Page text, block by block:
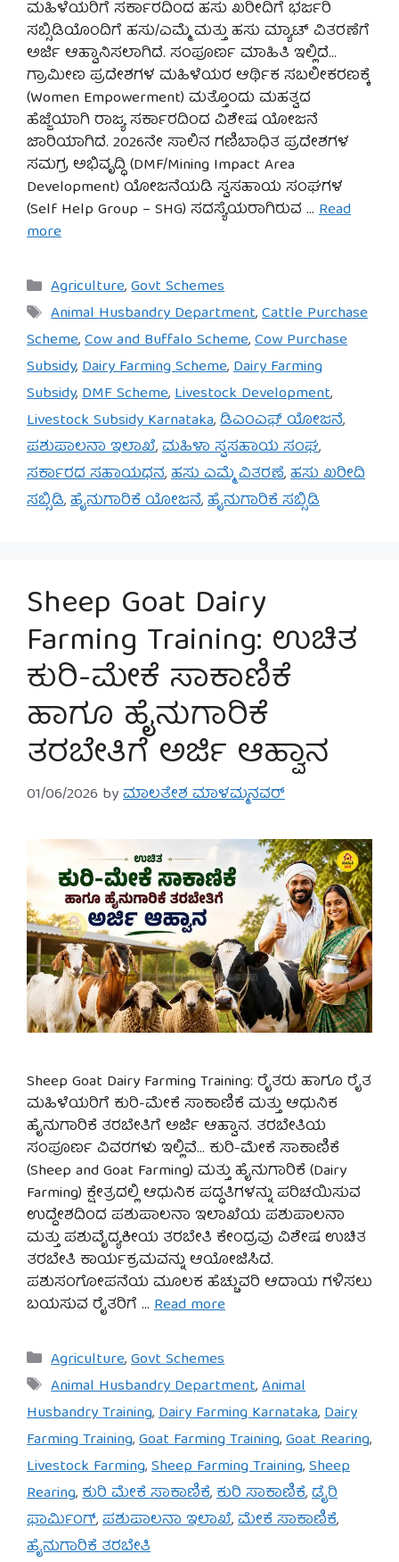
ಮಹಿಳೆಯರಿಗೆ ಸರ್ಕಾರದಿಂದ ಹಸು ಖರೀದಿಗೆ ಭರ್ಜರಿ
ಸಬ್ಸಿಡಿಯೊಂದಿಗೆ ಹಸು/ಎಮ್ಮೆ ಮತ್ತು ಹಸು ಮ್ಯಾಟ್ ವಿತರಣೆಗೆ
ಅರ್ಜಿ ಆಹ್ವಾನಿಸಲಾಗಿದೆ. ಸಂಪೂರ್ಣ ಮಾಹಿತಿ ಇಲ್ಲಿದೆ…
ಗ್ರಾಮೀಣ ಪ್ರದೇಶಗಳ ಮಹಿಳೆಯರ ಆರ್ಥಿಕ ಸಬಲೀಕರಣಕ್ಕೆ
(Women Empowerment) ಮತ್ತೊಂದು ಮಹತ್ವದ
ಹೆಜ್ಜೆಯಾಗಿ ರಾಜ್ಯ ಸರ್ಕಾರದಿಂದ ವಿಶೇಷ ಯೋಜನೆ
ಜಾರಿಯಾಗಿದೆ. 2026ನೇ ಸಾಲಿನ ಗಣಿಬಾಧಿತ ಪ್ರದೇಶಗಳ
ಸಮಗ್ರ ಅಭಿವೃದ್ಧಿ (DMF/Mining Impact Area
Development) ಯೋಜನೆಯಡಿ ಸ್ವಸಹಾಯ ಸಂಘಗಳ
(Self Help Group – SHG) ಸದಸ್ಯೆಯರಾಗಿರುವ … Read
more
Categories
Agriculture,Govt Schemes
Tags
Animal Husbandry Department,Cattle Purchase
Scheme,Cow and Buffalo Scheme,Cow Purchase
Subsidy,Dairy Farming Scheme,Dairy Farming
Subsidy,DMF Scheme,Livestock Development,
Livestock Subsidy Karnataka,ಡಿಎಂಎಫ್ ಯೋಜನೆ,
ಪಶುಪಾಲನಾ ಇಲಾಖೆ,ಮಹಿಳಾ ಸ್ವಸಹಾಯ ಸಂಘ,
ಸರ್ಕಾರದ ಸಹಾಯಧನ,ಹಸು ಎಮ್ಮೆ ವಿತರಣೆ,ಹಸು ಖರೀದಿ
ಸಬ್ಸಿಡಿ,ಹೈನುಗಾರಿಕೆ ಯೋಜನೆ,ಹೈನುಗಾರಿಕೆ ಸಬ್ಸಿಡಿ
Sheep Goat Dairy
Farming Training: ಉಚಿತ
ಕುರಿ-ಮೇಕೆ ಸಾಕಾಣಿಕೆ
ಹಾಗೂ ಹೈನುಗಾರಿಕೆ
ತರಬೇತಿಗೆ ಅರ್ಜಿ ಆಹ್ವಾನ
01/06/2026 byಮಾಲತೇಶ ಮಾಳಮ್ಮನವರ್
Sheep Goat Dairy Farming Training: ರೈತರು ಹಾಗೂ ರೈತ
ಮಹಿಳೆಯರಿಗೆ ಕುರಿ-ಮೇಕೆ ಸಾಕಾಣಿಕೆ ಮತ್ತು ಆಧುನಿಕ
ಹೈನುಗಾರಿಕೆ ತರಬೇತಿಗೆ ಅರ್ಜಿ ಆಹ್ವಾನ. ತರಬೇತಿಯ
ಸಂಪೂರ್ಣ ವಿವರಗಳು ಇಲ್ಲಿವೆ… ಕುರಿ-ಮೇಕೆ ಸಾಕಾಣಿಕೆ
(Sheep and Goat Farming) ಮತ್ತು ಹೈನುಗಾರಿಕೆ (Dairy
Farming) ಕ್ಷೇತ್ರದಲ್ಲಿ ಆಧುನಿಕ ಪದ್ಧತಿಗಳನ್ನು ಪರಿಚಯಿಸುವ
ಉದ್ದೇಶದಿಂದ ಪಶುಪಾಲನಾ ಇಲಾಖೆಯ ಪಶುಪಾಲನಾ
ಮತ್ತು ಪಶುವೈದ್ಯಕೀಯ ತರಬೇತಿ ಕೇಂದ್ರವು ವಿಶೇಷ ಉಚಿತ
ತರಬೇತಿ ಕಾರ್ಯಕ್ರಮವನ್ನು ಆಯೋಜಿಸಿದೆ.
ಪಶುಸಂಗೋಪನೆಯ ಮೂಲಕ ಹೆಚ್ಚುವರಿ ಆದಾಯ ಗಳಿಸಲು
ಬಯಸುವ ರೈತರಿಗೆ … Read more
Categories
Agriculture,Govt Schemes
Tags
Animal Husbandry Department,Animal
Husbandry Training,Dairy Farming Karnataka,Dairy
Farming Training,Goat Farming Training,Goat Rearing,
Livestock Farming,Sheep Farming Training,Sheep
Rearing,ಕುರಿ ಮೇಕೆ ಸಾಕಾಣಿಕೆ,ಕುರಿ ಸಾಕಾಣಿಕೆ,ಡೈರಿ
ಫಾರ್ಮಿಂಗ್,ಪಶುಪಾಲನಾ ಇಲಾಖೆ,ಮೇಕೆ ಸಾಕಾಣಿಕೆ,
ಹೈನುಗಾರಿಕೆ ತರಬೇತಿ